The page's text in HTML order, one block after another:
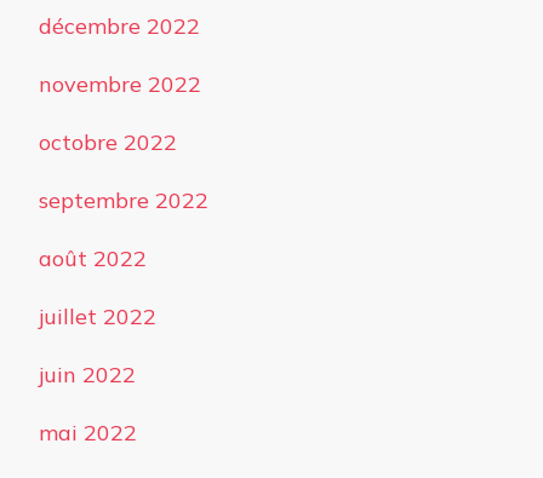
décembre 2022
novembre 2022
octobre 2022
septembre 2022
août 2022
juillet 2022
juin 2022
mai 2022